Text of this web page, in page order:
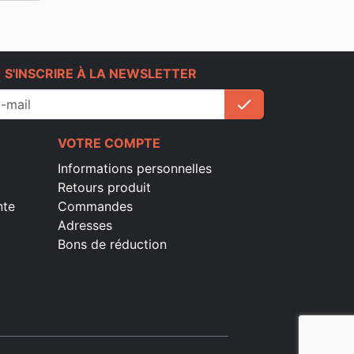
S'INSCRIRE À LA NEWSLETTER
check
VOTRE COMPTE
Informations personnelles
Retours produit
Commandes
Adresses
Bons de réduction